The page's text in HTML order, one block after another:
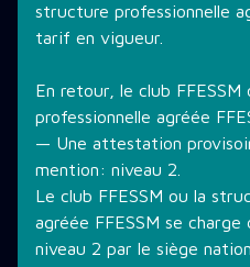
structure professionnelle
tarif en vigueur.
En retour, le club
professionnelle agréée
— Une attestation
mention: niveau 2.
Le club FFESSM ou la
agréée FFESSM se
niveau 2 par le siège